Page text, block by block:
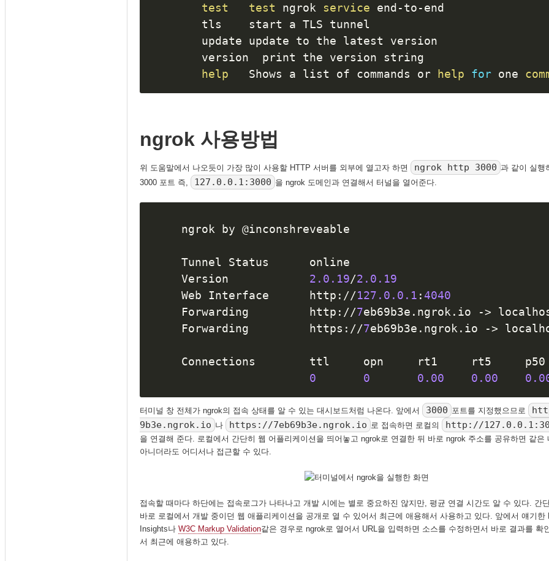
test
test ngrok service end-to-end
   tls    start a TLS tunnel
   update update to the latest version
   version  print the version string
help
   Shows a list of commands or
help for one
ngrok 사용방법
위 도움말에서 나오듯이 가장 많이 사용할 HTTP 서버를 외부에 열고자 하면 ngrok http 3000 과 같이 실행
3000 포트 즉,
127.0.0.1:3000 을 ngrok 도메인과 연결해서 터널을 열어준다.
ngrok by
Tunnel Status      online
Version 2.0 .19/2.0 .19
Web Interface      http : //127.0 .0 .1 :4040
Forwarding         http : //7eb69b3e . ngrok . io ->
Forwarding         https : //7eb69b3e . ngrok . io ->
Connections        ttl     opn     rt1     rt5     p50
0
0 0.00 0.00
터미널 창 전체가 ngrok의 접속 상태를 알 수 있는 대시보드처럼 나온다. 앞에서 3000 포트를 지정했으므로
9b3e.ngrok.io 나 https://7eb69b3e.ngrok.io 로 접속하면 로컬의 http://
을 연결해 준다. 로컬에서 간단히 웹 어플리케이션을 띄어놓고 ngrok로 연결한 뒤 바로 ngrok 주소를 공유하면 같은
아니더라도 어디서나 접근할 수 있다.
접속할 때마다 하단에는 접속로그가 나타나고 개발 시에는 별로 중요하진 않지만, 평균 연결 시간도 알 수 있다. 간
바로 로컬에서 개발 중이던 웹 애플리케이션을 공개로 열 수 있어서 최근에 애용해서 사용하고 있다. 앞에서 얘기한
Insights나 W3C Markup Validation같은 경우로 ngrok로 열어서 URL을 입력하면 소스를 수정하면서 바로 결과를 확
서 최근에 애용하고 있다.